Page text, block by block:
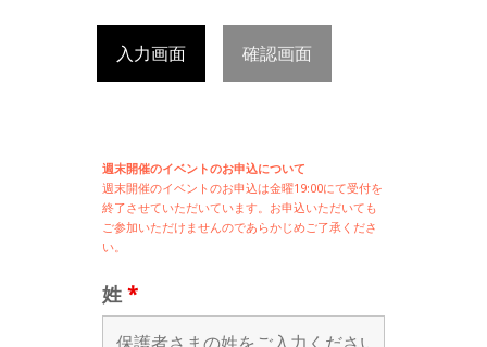
入力画面 確認画面
週末開催のイベントのお申込について
週末開催のイベントのお申込は金曜19:00にて受付を
終了させていただいています。お申込いただいても
ご参加いただけませんのであらかじめご了承くださ
い。
姓 *